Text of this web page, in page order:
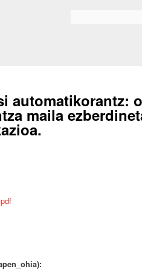
automatikorantz:
maila